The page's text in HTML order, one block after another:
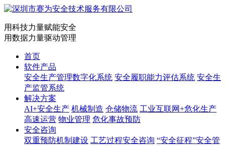
用科技力量赋能安全
用数据力量驱动管理
首页
软件产品
安全生产管理数字化系统 安全履职能力评估系统 安全生
产监管系统
解决方案
AI+安全生产 机械制造 仓储物流 工业互联网+危化生产
高速运营 物业管理 危化事故预防
安全咨询
双重预防机制建设 工艺过程安全咨询 “安全征程”安全管